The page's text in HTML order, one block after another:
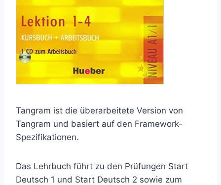
Tangram ist die überarbeitete Version von
Tangram und basiert auf den Framework-
Spezifikationen.
Das Lehrbuch führt zu den Prüfungen Start
Deutsch 1 und Start Deutsch 2 sowie zum